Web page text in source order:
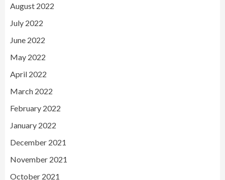
August 2022
July 2022
June 2022
May 2022
April 2022
March 2022
February 2022
January 2022
December 2021
November 2021
October 2021